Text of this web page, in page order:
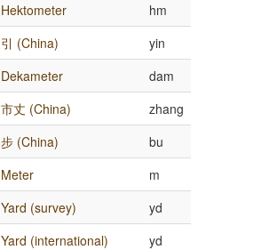
Hektometer
hm
引 (China)
yin
Dekameter
dam
市丈 (China)
zhang
步 (China)
bu
Meter
m
Yard (survey)
yd
Yard (international)
yd